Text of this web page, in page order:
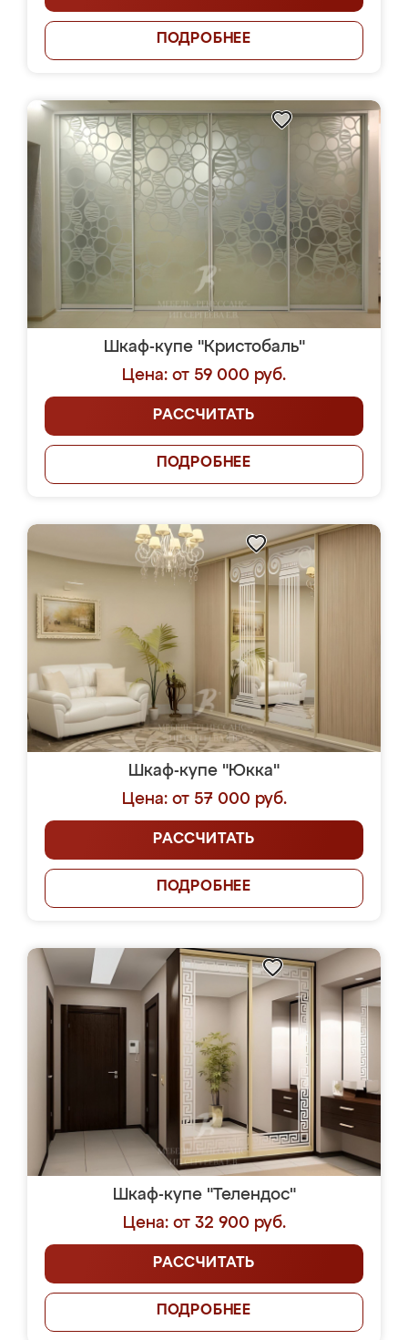
ПОДРОБНЕЕ
Шкаф-купе "Кристобаль"
Цена: от 59 000 руб.
РАССЧИТАТЬ
ПОДРОБНЕЕ
Шкаф-купе "Юкка"
Цена: от 57 000 руб.
РАССЧИТАТЬ
ПОДРОБНЕЕ
Шкаф-купе "Телендос"
Цена: от 32 900 руб.
РАССЧИТАТЬ
ПОДРОБНЕЕ